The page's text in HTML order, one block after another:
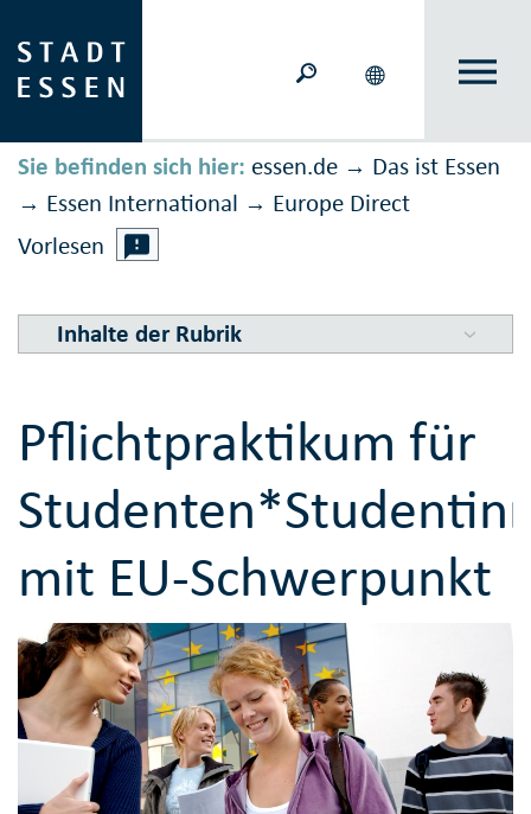
Sie befinden sich hier: essen.de → Das ist Essen
→ Essen International → Europe Direct
Vorlesen
Inhalte der Rubrik
Pflichtpraktikum für
mit EU-Schwerpunkt